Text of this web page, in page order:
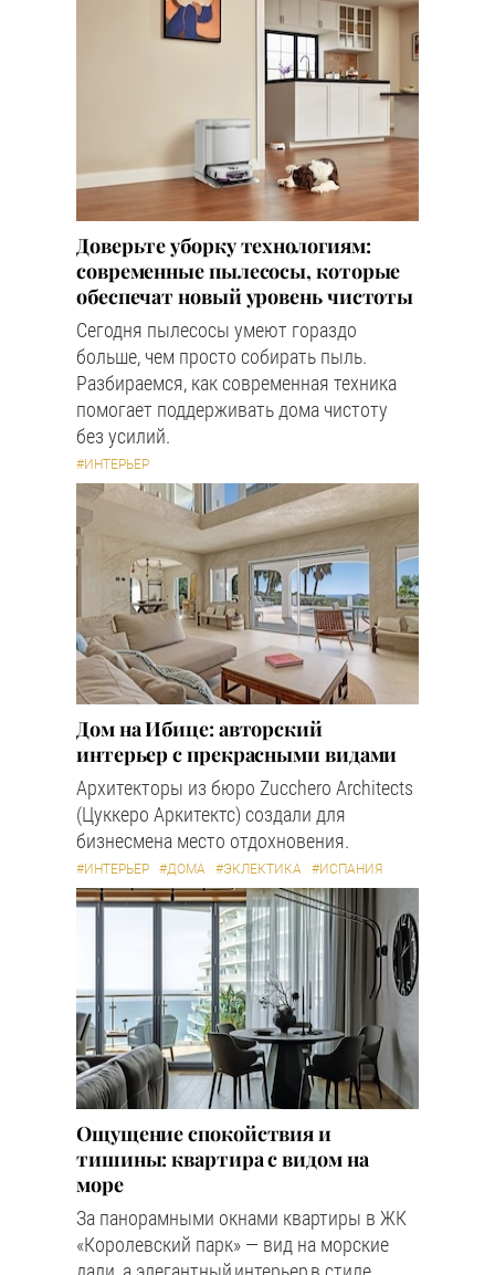
Доверьте уборку технологиям:
современные пылесосы, которые
обеспечат новый уровень чистоты
Сегодня пылесосы умеют гораздо
больше, чем просто собирать пыль.
Разбираемся, как современная техника
помогает поддерживать дома чистоту
без усилий.
#ИНТЕРЬЕР
Дом на Ибице: авторский
интерьер с прекрасными видами
Архитекторы из бюро Zucchero Architects
(Цуккеро Аркитектс) создали для
бизнесмена место отдохновения.
#ИНТЕРЬЕР #ДОМА #ЭКЛЕКТИКА #ИСПАНИЯ
Ощущение спокойствия и
тишины: квартира с видом на
море
За панорамными окнами квартиры в ЖК
«Королевский парк» — вид на морские